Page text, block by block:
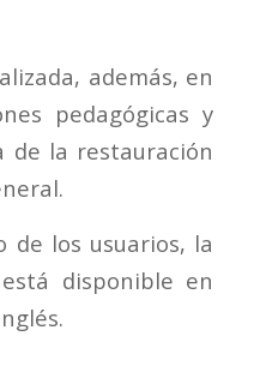
además, en
pedagógicas y
de la restauración
de los usuarios, la
disponible en